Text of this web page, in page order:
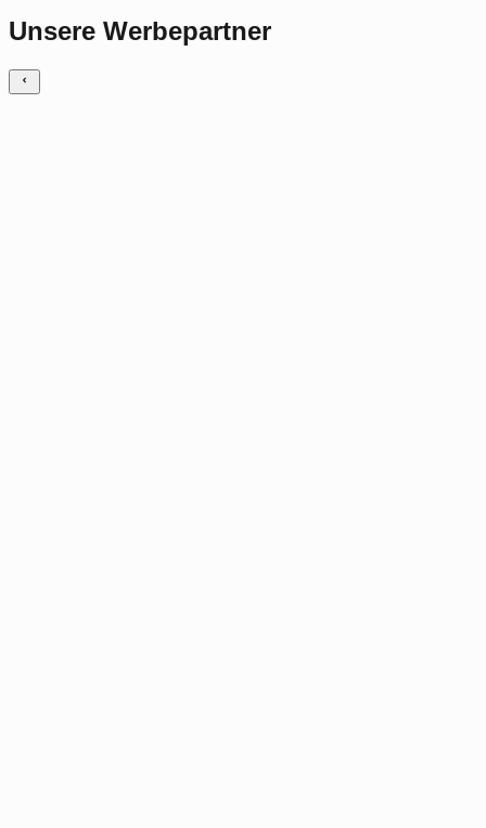
Unsere Werbepartner